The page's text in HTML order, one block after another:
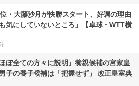
・大藤沙月が快勝スタート、好調の理由
気にしていないところ」【卓球・WTT横
ぼ全ての方々に説明」養親候補の宮家皇
子の養子候補は「把握せず」 改正皇室典